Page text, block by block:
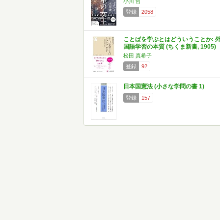
登録
2058
ことばを学ぶとはどういうことか:
国語学習の本質 (ちくま新書, 1905)
松田 真希子
登録
92
日本国憲法 (小さな学問の書 1)
登録 157